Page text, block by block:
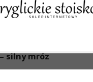
silny mróz